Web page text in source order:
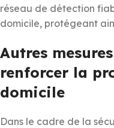
réseau de détection
domicile, protégeant
Autres
renforcer la
domicile
Dans le cadre de la